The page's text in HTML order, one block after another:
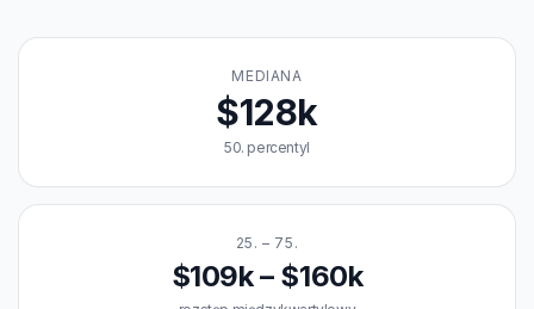
MEDIANA
$128k
50. percentyl
25. – 75.
$109k – $160k